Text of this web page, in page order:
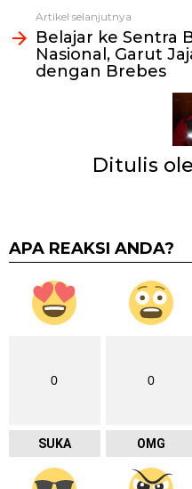
Artikel selanjutnya
Belajar ke Sentra
Nasional, Garut
dengan Brebes
Ditulis
APA REAKSI ANDA?
0
SUKA
0
OMG